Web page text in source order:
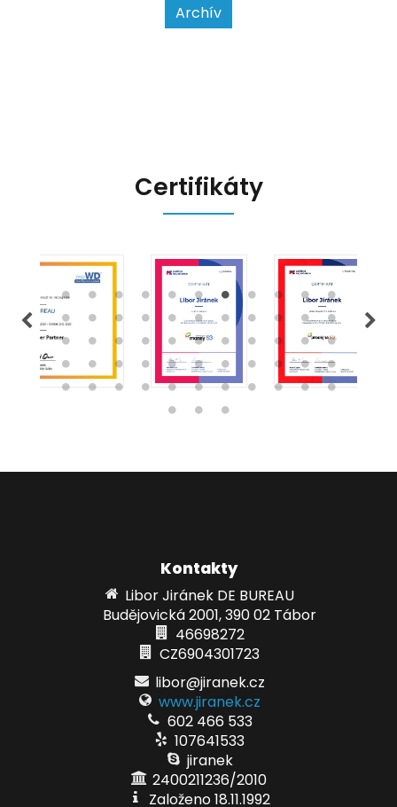
kontrolním orgánům. Podívejme se
na hlavní změny, které EET 2.0
Archív
Certifikáty
Kontakty
Libor Jiránek DE BUREAU
Budějovická 2001, 390 02 Tábor
46698272
CZ6904301723
libor@jiranek.cz
www.jiranek.cz
602 466 533
107641533
jiranek
2400211236/2010
Založeno 18.11.1992